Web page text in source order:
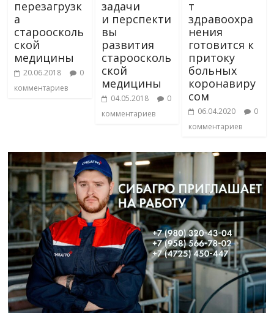
перезагрузк
а
староосколь
ской
медицины
20.06.2018
0
комментариев
задачи
и перспекти
вы
развития
староосколь
ской
медицины
04.05.2018
0
комментариев
т
здравоохра
нения
готовится к
притоку
больных
коронавиру
сом
06.04.2020
0
комментариев